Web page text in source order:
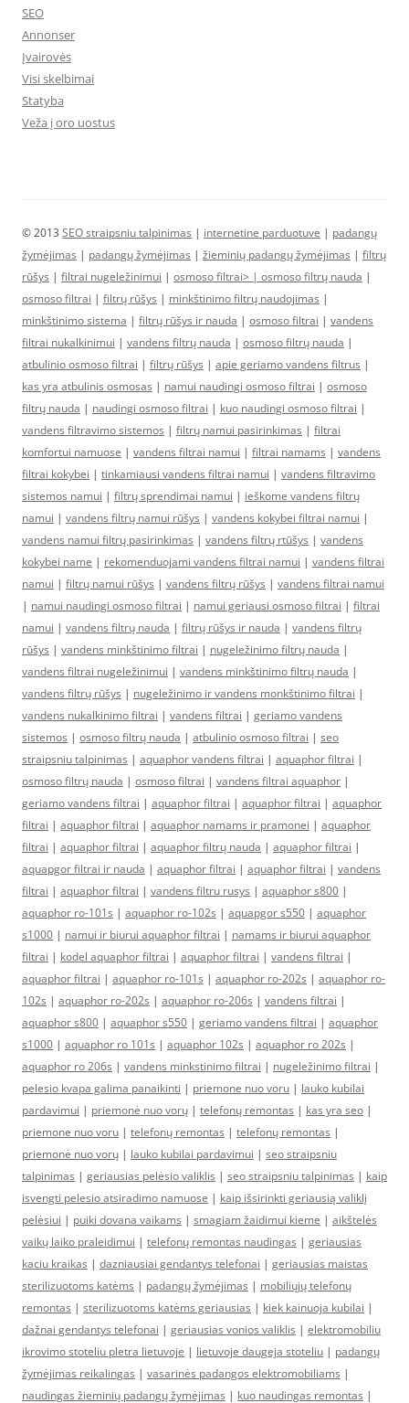
SEO
Annonser
Įvairovės
Visi skelbimai
Statyba
Veža į oro uostus
© 2013 SEO straipsniu talpinimas | internetine parduotuve | padangų
žymėjimas | padangų žymėjimas | žieminių padangų žymėjimas | filtrų
rūšys | filtrai nugeležinimui | osmoso filtrai> | osmoso filtrų nauda |
osmoso filtrai | filtrų rūšys | minkštinimo filtrų naudojimas |
minkštinimo sistema | filtrų rūšys ir nauda | osmoso filtrai | vandens
filtrai nukalkinimui | vandens filtrų nauda | osmoso filtrų nauda |
atbulinio osmoso filtrai | filtrų rūšys | apie geriamo vandens filtrus |
kas yra atbulinis osmosas | namui naudingi osmoso filtrai | osmoso
filtrų nauda | naudingi osmoso filtrai | kuo naudingi osmoso filtrai |
vandens filtravimo sistemos | filtrų namui pasirinkimas | filtrai
komfortui namuose | vandens filtrai namui | filtrai namams | vandens
filtrai kokybei | tinkamiausi vandens filtrai namui | vandens filtravimo
sistemos namui | filtrų sprendimai namui | ieškome vandens filtrų
namui | vandens filtrų namui rūšys | vandens kokybei filtrai namui |
vandens namui filtrų pasirinkimas | vandens filtrų rtūšys | vandens
kokybei name | rekomenduojami vandens filtrai namui | vandens filtrai
namui | filtrų namui rūšys | vandens filtrų rūšys | vandens filtrai namui
| namui naudingi osmoso filtrai | namui geriausi osmoso filtrai | filtrai
namui | vandens filtrų nauda | filtrų rūšys ir nauda | vandens filtrų
rūšys | vandens minkštinimo filtrai | nugeležinimo filtrų nauda |
vandens filtrai nugeležinimui | vandens minkštinimo filtrų nauda |
vandens filtrų rūšys | nugeležinimo ir vandens monkštinimo filtrai |
vandens nukalkinimo filtrai | vandens filtrai | geriamo vandens
sistemos | osmoso filtrų nauda | atbulinio osmoso filtrai | seo
straipsniu talpinimas | aquaphor vandens filtrai | aquaphor filtrai |
osmoso filtrų nauda | osmoso filtrai | vandens filtrai aquaphor |
geriamo vandens filtrai | aquaphor filtrai | aquaphor filtrai | aquaphor
filtrai | aquaphor filtrai | aquaphor namams ir pramonei | aquaphor
filtrai | aquaphor filtrai | aquaphor filtrų nauda | aquaphor filtrai |
aquapgor filtrai ir nauda | aquaphor filtrai | aquaphor filtrai | vandens
filtrai | aquaphor filtrai | vandens filtru rusys | aquaphor s800 |
aquaphor ro-101s | aquaphor ro-102s | aquapgor s550 | aquaphor
s1000 | namui ir biurui aquaphor filtrai | namams ir biurui aquaphor
filtrai | kodel aquaphor filtrai | aquaphor filtrai | vandens filtrai |
aquaphor filtrai | aquaphor ro-101s | aquaphor ro-202s | aquaphor ro-
102s | aquaphor ro-202s | aquaphor ro-206s | vandens filtrai |
aquaphor s800 | aquaphor s550 | geriamo vandens filtrai | aquaphor
s1000 | aquaphor ro 101s | aquaphor 102s | aquaphor ro 202s |
aquaphor ro 206s | vandens minkstinimo filtrai | nugeležinimo filtrai |
pelesio kvapa galima panaikinti | priemone nuo voru | lauko kubilai
pardavimui | priemonė nuo vorų | telefonų remontas | kas yra seo |
priemone nuo voru | telefonų remontas | telefonų remontas |
priemonė nuo vorų | lauko kubilai pardavimui | seo straipsniu
talpinimas | geriausias pelėsio valiklis | seo straipsniu talpinimas | kaip
isvengti pelesio atsiradimo namuose | kaip išsirinkti geriausią valiklį
pelėsiui | puiki dovana vaikams | smagiam žaidimui kieme | aikštelės
vaikų laiko praleidimui | telefonų remontas naudingas | geriausias
kaciu kraikas | dazniausiai gendantys telefonai | geriausias maistas
sterilizuotoms katėms | padangų žymėjimas | mobiliųjų telefonų
remontas | sterilizuotoms katėms geriausias | kiek kainuoja kubilai |
dažnai gendantys telefonai | geriausias vonios valiklis | elektromobiliu
ikrovimo stoteliu pletra lietuvoje | lietuvoje daugeja stoteliu | padangų
žymėjimas reikalingas | vasarinės padangos elektromobiliams |
naudingas žieminių padangų žymėjimas | kuo naudingas remontas |